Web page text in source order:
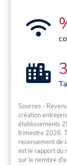
Sources -
création
établissements
trimestre 2026.
recensement de
est le rapport du
sur le nombre